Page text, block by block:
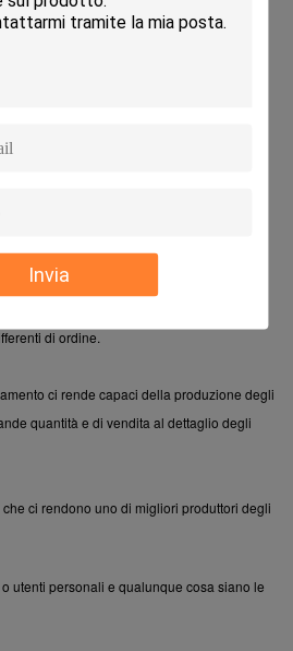
Invia
e il MOQ è molto piccolo.
ma, i prodotti richiesti sono fuori - delle
e possiamo
di produzione è circa 3-5 giorni
di ordine.
ci rende capaci della produzione degli
quantità e di vendita al dettaglio degli
ci rendono uno di migliori produttori degli
utenti personali e qualunque cosa siano le